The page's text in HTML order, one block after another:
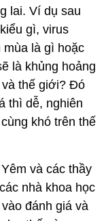
lai. Ví dụ sau
gì, virus
mùa là gì hoặc
là khủng hoảng
thế giới? Đó
thì dễ, nghiên
khó trên thế
và các thầy
nhà khoa học
đánh giá và